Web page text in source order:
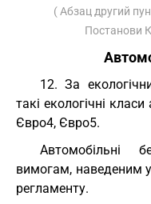
( Абзац другий
Постанови
12. За
такі екологічні
Євро4, Євро5.
Автомобільні
вимогам, наведеним
регламенту.